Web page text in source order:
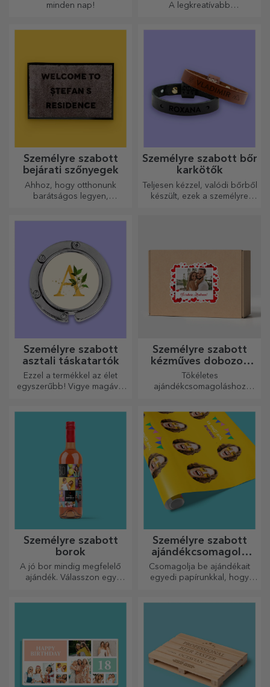
minden nap!
A legkreatívabb
Személyre szabott
bejárati szőnyegek
Ahhoz, hogy otthonunk
barátságos legyen,
így a legvonzóbb
szőnyegeket kapja!
Személyre szabott bőr
karkötők
Teljesen kézzel, valódi bőrből
készült, ezek a személyre
Személyre szabott
asztali táskatartók
Ezzel a termékkel az élet
egyszerűbb! Vigye magával
Személyre szabott
kézműves dobozok
matricákkal
Tökéletes
ajándékcsomagoláshoz
Személyre szabott
borok
A jó bor mindig megfelelő
ajándék. Válasszon egy
Személyre szabott
ajándékcsomagoló
papír
Csomagolja be ajándékait
egyedi papírunkkal, hogy